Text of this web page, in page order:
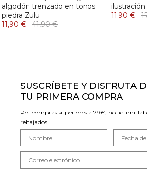
algodón trenzado en tonos
piedra Zulu
11,90 €
41,90 €
11,90 €
SUSCRÍBETE Y DISFRUTA
TU PRIMERA COMPRA
Por compras superiores a 79€, no
rebajados.